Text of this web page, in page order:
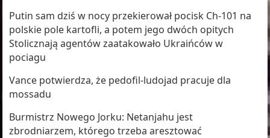
Putin sam dziś w nocy przekierował pocisk Ch-101 na
polskie pole kartofli, a potem jego dwóch opitych
Stolicznają agentów zaatakowało Ukraińców w
pociagu
Vance potwierdza, że pedofil-ludojad pracuje dla
mossadu
Burmistrz Nowego Jorku: Netanjahu jest
zbrodniarzem, którego trzeba aresztować